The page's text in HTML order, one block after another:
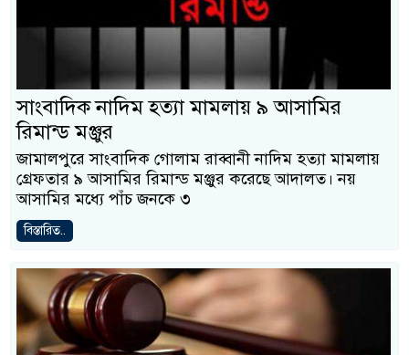
সাংবাদিক নাদিম হত্যা মামলায় ৯ আসামির
রিমান্ড মঞ্জুর
জামালপুরে সাংবাদিক গোলাম রাব্বানী নাদিম হত্যা মামলায়
গ্রেফতার ৯ আসামির রিমান্ড মঞ্জুর করেছে আদালত। নয়
আসামির মধ্যে পাঁচ জনকে ৩
বিস্তারিত..